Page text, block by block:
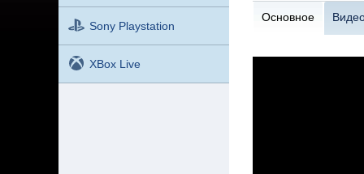
Sony Playstation
XBox Live
Основное